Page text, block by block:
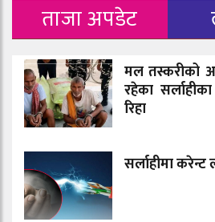
ताजा अपडेट
मल तस्करीको
रहेका
रिहा
सर्लाहीमा